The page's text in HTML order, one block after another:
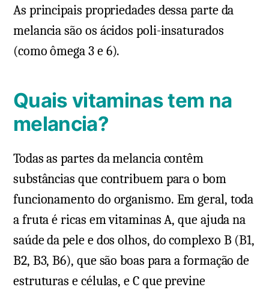
As principais propriedades dessa parte da
melancia são os ácidos poli-insaturados
(como ômega 3 e 6).
Quais vitaminas tem na
melancia?
Todas as partes da melancia contêm
substâncias que contribuem para o bom
funcionamento do organismo. Em geral, toda
a fruta é ricas em vitaminas A, que ajuda na
saúde da pele e dos olhos, do complexo B (B1,
B2, B3, B6), que são boas para a formação de
estruturas e células, e C que previne